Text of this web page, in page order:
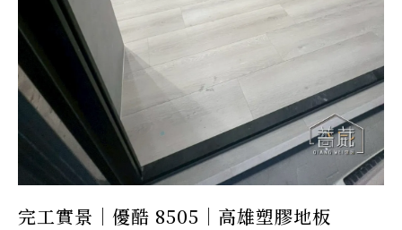
完工實景｜優酷 8505｜高雄塑膠地板